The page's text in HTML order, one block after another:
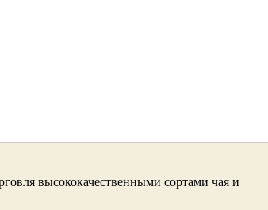
высококачественными сортами чая и